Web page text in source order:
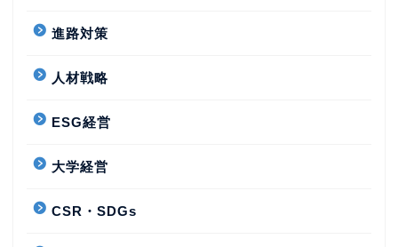
進路対策
人材戦略
ESG経営
大学経営
CSR・SDGs